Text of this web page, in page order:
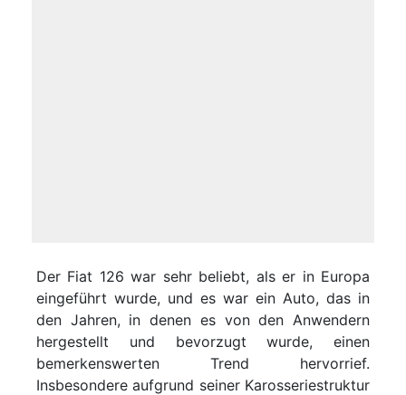
Der Fiat 126 war sehr beliebt, als er in Europa
eingeführt wurde, und es war ein Auto, das in
den Jahren, in denen es von den Anwendern
hergestellt und bevorzugt wurde, einen
bemerkenswerten Trend hervorrief.
Insbesondere aufgrund seiner Karosseriestruktur